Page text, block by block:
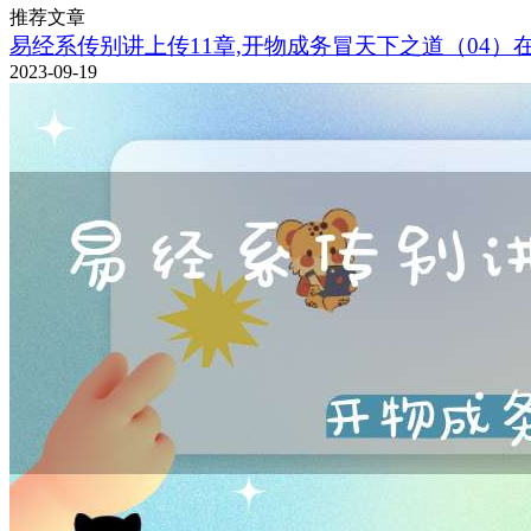
推荐文章
易经系传别讲上传11章,开物成务冒天下之道（04）
2023-09-19